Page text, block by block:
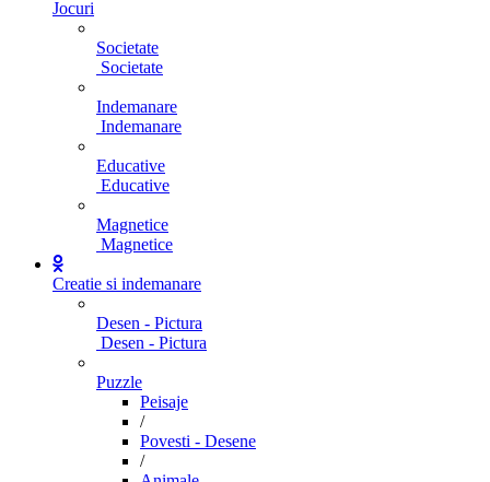
Jocuri
Societate
Societate
Indemanare
Indemanare
Educative
Educative
Magnetice
Magnetice
Creatie si indemanare
Desen - Pictura
Desen - Pictura
Puzzle
Peisaje
/
Povesti - Desene
/